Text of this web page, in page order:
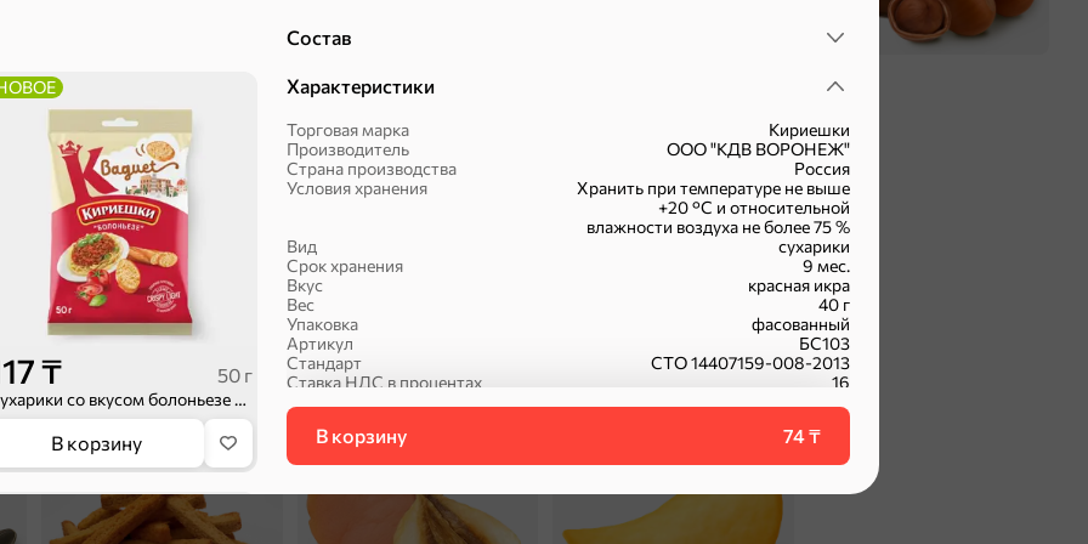
₸ 50 г
Cухарики со вкусом болоньезе «Кириешки Baguet», 50 г
В корзину
Состав
Характеристики
Торговая марка
Кириешки
Производитель
ООО "КДВ ВОРОНЕЖ"
Страна производства
Россия
Условия хранения
Хранить при температуре не выше
+20 °С и относительной
влажности воздуха не более 75 %
Вид
сухарики
Срок хранения
9 мес.
Вкус
красная икра
Вес
40 г
Упаковка
фасованный
Артикул
БС103
Стандарт
СТО 14407159-008-2013
Ставка НДС в процентах
16
Сухарики и гренки
В корзину 74 ₸
Халва, козинаки
Сухарики и гренки Орехи, мясо, рыба